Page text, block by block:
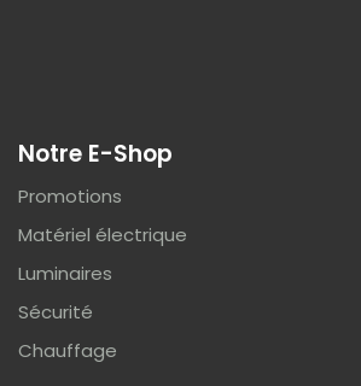
Notre E-Shop
Promotions
Matériel électrique
Luminaires
Sécurité
Chauffage